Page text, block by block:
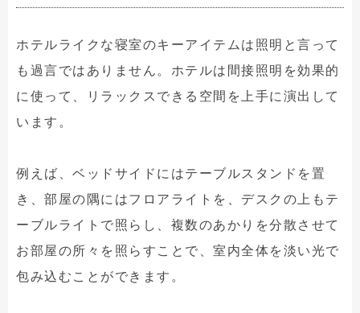
ホテルライクな寝室のキーアイテムは照明と言って
も過言ではありません。ホテルは間接照明を効果的
に使って、リラックスできる空間を上手に演出して
います。
例えば、ベッドサイドにはテーブルスタンドを置
き、部屋の隅にはフロアライトを、デスクの上もテ
ーブルライトで照らし、複数のあかりを分散させて
お部屋の所々を照らすことで、室内全体を淡い光で
包み込むことができます。